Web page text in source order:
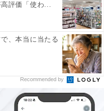
評価「使わ...
、本当に当たる
Recommended by